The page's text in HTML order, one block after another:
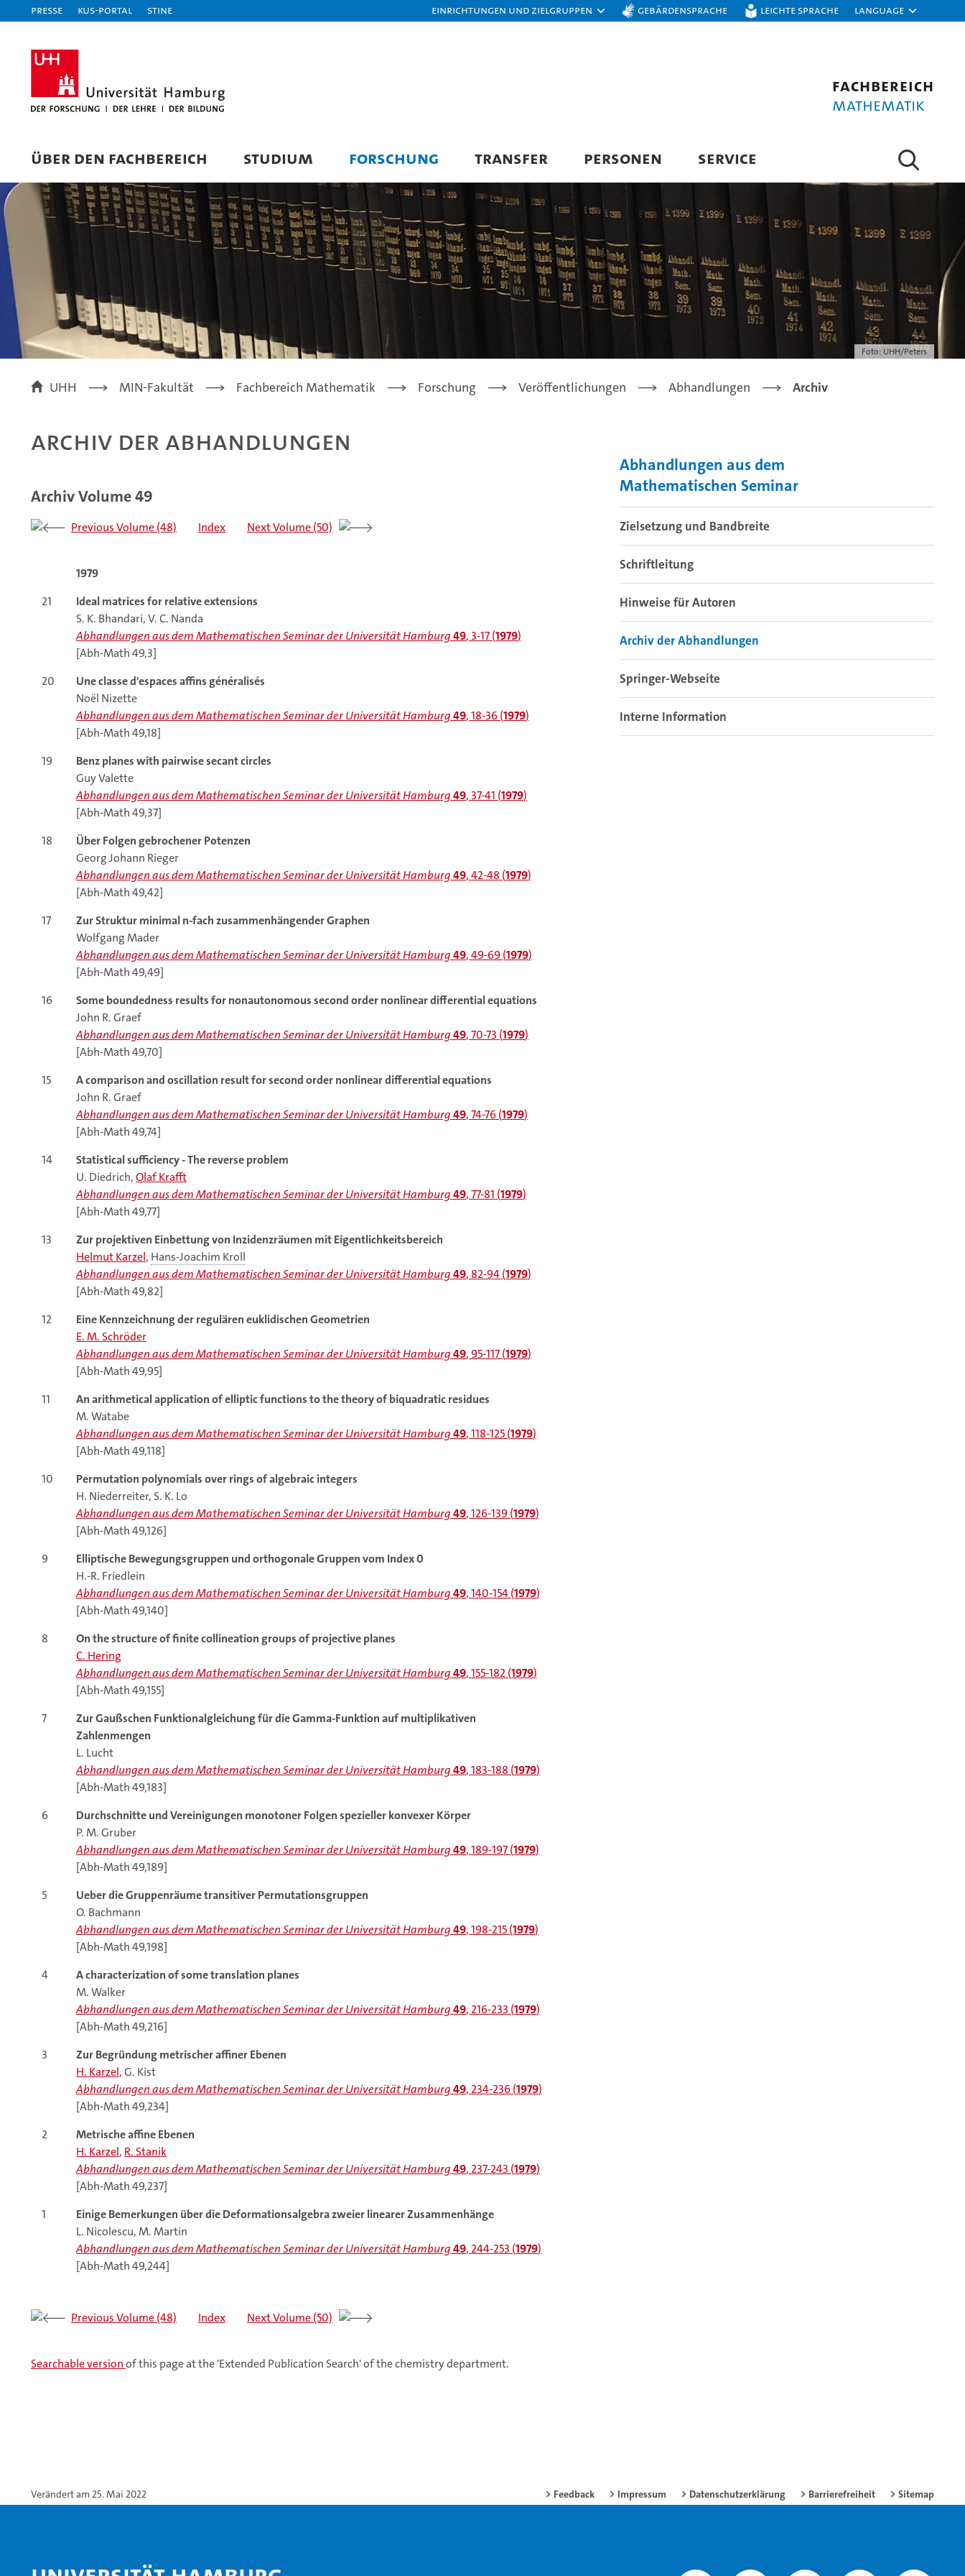
Presse KUS-Portal STiNE Einrichtungen und Zielgruppen Gebärdensprache Leichte Sprache Language
Fachbereich
Mathematik
ÜBER DEN FACHBEREICH STUDIUM FORSCHUNG TRANSFER PERSONEN SERVICE
Foto: UHH/Peters
UHH MIN-Fakultät Fachbereich Mathematik Forschung Veröffentlichungen Abhandlungen Archiv
Archiv der Abhandlungen
Archiv Volume 49
Previous Volume (48) Index Next Volume (50)
1979
21
Ideal matrices for relative extensions
S. K. Bhandari, V. C. Nanda
Abhandlungen aus dem Mathematischen Seminar der Universität Hamburg49, 3-17 (1979)
[Abh-Math 49,3]
20
Une classe d'espaces affins généralisés
Noël Nizette
Abhandlungen aus dem Mathematischen Seminar der Universität Hamburg49, 18-36 (1979)
[Abh-Math 49,18]
19
Benz planes with pairwise secant circles
Guy Valette
Abhandlungen aus dem Mathematischen Seminar der Universität Hamburg49, 37-41 (1979)
[Abh-Math 49,37]
18
Über Folgen gebrochener Potenzen
Georg Johann Rieger
Abhandlungen aus dem Mathematischen Seminar der Universität Hamburg49, 42-48 (1979)
[Abh-Math 49,42]
17
Zur Struktur minimal n-fach zusammenhängender Graphen
Wolfgang Mader
Abhandlungen aus dem Mathematischen Seminar der Universität Hamburg49, 49-69 (1979)
[Abh-Math 49,49]
16
Some boundedness results for nonautonomous second order nonlinear differential equations
John R. Graef
Abhandlungen aus dem Mathematischen Seminar der Universität Hamburg49, 70-73 (1979)
[Abh-Math 49,70]
15
A comparison and oscillation result for second order nonlinear differential equations
John R. Graef
Abhandlungen aus dem Mathematischen Seminar der Universität Hamburg49, 74-76 (1979)
[Abh-Math 49,74]
14
Statistical sufficiency - The reverse problem
U. Diedrich,Olaf Krafft
Abhandlungen aus dem Mathematischen Seminar der Universität Hamburg49, 77-81 (1979)
[Abh-Math 49,77]
13
Zur projektiven Einbettung von Inzidenzräumen mit Eigentlichkeitsbereich
Helmut Karzel, Hans-Joachim Kroll
Abhandlungen aus dem Mathematischen Seminar der Universität Hamburg49, 82-94 (1979)
[Abh-Math 49,82]
12
Eine Kennzeichnung der regulären euklidischen Geometrien
E. M. Schröder
Abhandlungen aus dem Mathematischen Seminar der Universität Hamburg49, 95-117 (1979)
[Abh-Math 49,95]
11
An arithmetical application of elliptic functions to the theory of biquadratic residues
M. Watabe
Abhandlungen aus dem Mathematischen Seminar der Universität Hamburg49, 118-125 (1979)
[Abh-Math 49,118]
10
Permutation polynomials over rings of algebraic integers
H. Niederreiter, S. K. Lo
Abhandlungen aus dem Mathematischen Seminar der Universität Hamburg49, 126-139 (1979)
[Abh-Math 49,126]
9
Elliptische Bewegungsgruppen und orthogonale Gruppen vom Index 0
H.-R. Friedlein
Abhandlungen aus dem Mathematischen Seminar der Universität Hamburg49, 140-154 (1979)
[Abh-Math 49,140]
8
On the structure of finite collineation groups of projective planes
C. Hering
Abhandlungen aus dem Mathematischen Seminar der Universität Hamburg49, 155-182 (1979)
[Abh-Math 49,155]
7
Zur Gaußschen Funktionalgleichung für die Gamma-Funktion auf multiplikativen
Zahlenmengen
L. Lucht
Abhandlungen aus dem Mathematischen Seminar der Universität Hamburg49, 183-188 (1979)
[Abh-Math 49,183]
6
Durchschnitte und Vereinigungen monotoner Folgen spezieller konvexer Körper
P. M. Gruber
Abhandlungen aus dem Mathematischen Seminar der Universität Hamburg49, 189-197 (1979)
[Abh-Math 49,189]
5
Ueber die Gruppenräume transitiver Permutationsgruppen
O. Bachmann
Abhandlungen aus dem Mathematischen Seminar der Universität Hamburg49, 198-215 (1979)
[Abh-Math 49,198]
4
A characterization of some translation planes
M. Walker
Abhandlungen aus dem Mathematischen Seminar der Universität Hamburg49, 216-233 (1979)
[Abh-Math 49,216]
3
Zur Begründung metrischer affiner Ebenen
H. Karzel, G. Kist
Abhandlungen aus dem Mathematischen Seminar der Universität Hamburg49, 234-236 (1979)
[Abh-Math 49,234]
2
Metrische affine Ebenen
H. Karzel, R. Stanik
Abhandlungen aus dem Mathematischen Seminar der Universität Hamburg49, 237-243 (1979)
[Abh-Math 49,237]
1
Einige Bemerkungen über die Deformationsalgebra zweier linearer Zusammenhänge
L. Nicolescu, M. Martin
Abhandlungen aus dem Mathematischen Seminar der Universität Hamburg49, 244-253 (1979)
[Abh-Math 49,244]
Previous Volume (48) Index Next Volume (50)
Searchable versionof this page at the 'Extended Publication Search' of the chemistry department.
Abhandlungen aus dem
Mathematischen Seminar
Zielsetzung und Bandbreite
Schriftleitung
Hinweise für Autoren
Archiv der Abhandlungen
Springer-Webseite
Interne Information
Verändert am 25. Mai 2022 Feedback Impressum Datenschutzerklärung Barrierefreiheit Sitemap